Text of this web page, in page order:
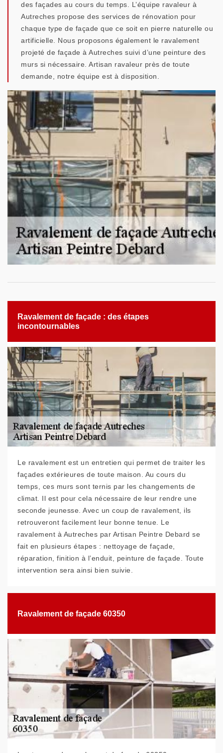
des façades au cours du temps. L’équipe ravaleur à
Autreches propose des services de rénovation pour
chaque type de façade que ce soit en pierre naturelle ou
artificielle. Nous proposons également le ravalement
projeté de façade à Autreches suivi d’une peinture des
murs si nécessaire. Artisan ravaleur près de toute
demande, notre équipe est à disposition.
Ravalement de façade : des étapes
incontournables
Le ravalement est un entretien qui permet de traiter les
façades extérieures de toute maison. Au cours du
temps, ces murs sont ternis par les changements de
climat. Il est pour cela nécessaire de leur rendre une
seconde jeunesse. Avec un coup de ravalement, ils
retrouveront facilement leur bonne tenue. Le
ravalement à Autreches par Artisan Peintre Debard se
fait en plusieurs étapes : nettoyage de façade,
réparation, finition à l’enduit, peinture de façade. Toute
intervention sera ainsi bien suivie.
Ravalement de façade 60350